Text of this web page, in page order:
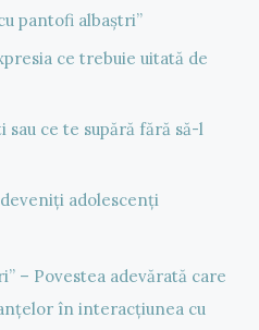
pantofi albaștri”
ce trebuie uitată de
ce te supără fără să-l
adolescenți
– Povestea adevărată care
în interacțiunea cu